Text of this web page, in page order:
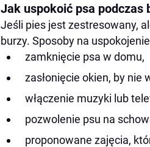
Jak uspokoić psa podczas
Jeśli pies jest zestresowany,
burzy. Sposoby na
zamknięcie psa w domu,
zasłonięcie okien, by nie
włączenie muzyki lub
pozwolenie psu na
proponowane zajęcia,